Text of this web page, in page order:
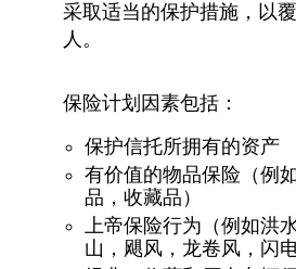
采取适当的保护措施，以
人。
保险计划因素包括：
保护信托所拥有的资产
有价值的物品保险（例
品，收藏品）
上帝保险行为（例如洪
山，飓风，龙卷风，闪电